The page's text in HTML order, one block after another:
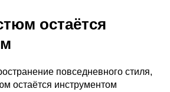
остаётся
повседневного стиля,
остаётся инструментом